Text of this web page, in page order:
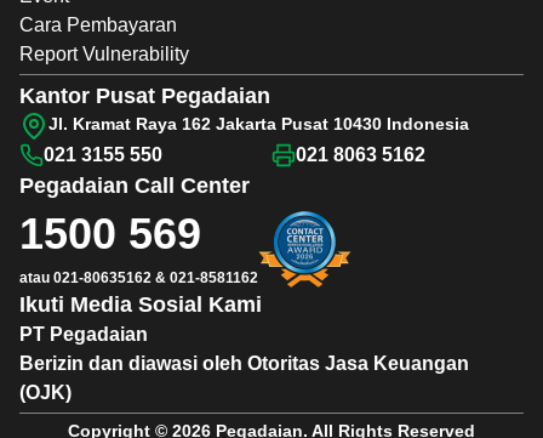
Cara Pembayaran
Report Vulnerability
PT Pegadaian
Berizin dan diawasi oleh Otoritas Jasa Keuangan
(OJK)
Ikuti Media Sosial Kami
Pegadaian Call Center
1500 569
atau 021-80635162 & 021-8581162
Kantor Pusat Pegadaian
Jl. Kramat Raya 162 Jakarta Pusat 10430 Indonesia
021 3155 550 021 8063 5162
Copyright © 2026 Pegadaian. All Rights Reserved